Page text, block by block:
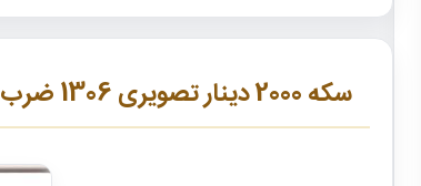
سکه 2000 دینار تصویری 1306 ضرب لنینگراد -بانکی- رضا شاه